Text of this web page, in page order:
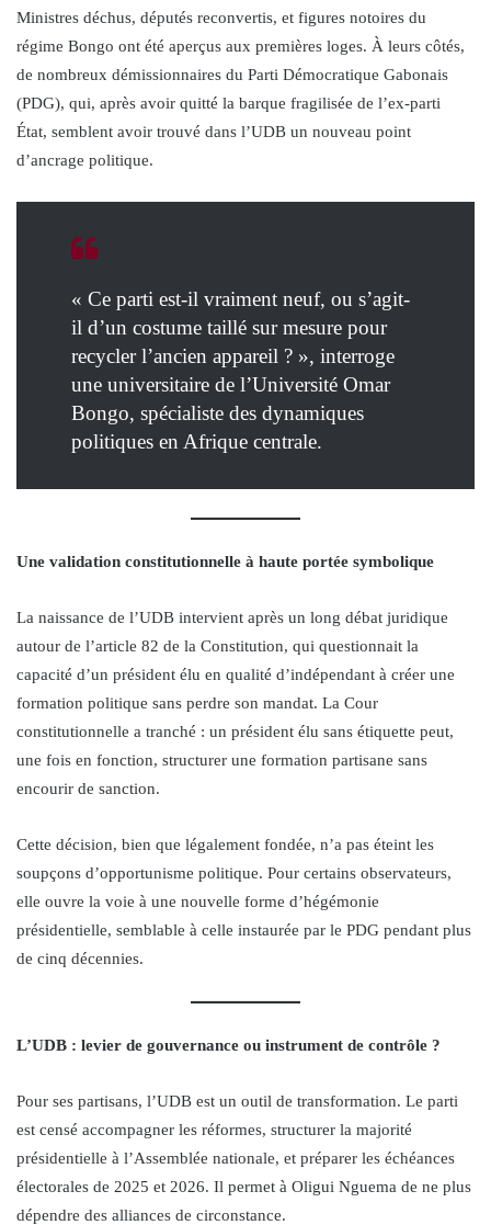
Ministres déchus, députés reconvertis, et figures notoires du
régime Bongo ont été aperçus aux premières loges. À leurs côtés,
de nombreux démissionnaires du Parti Démocratique Gabonais
(PDG), qui, après avoir quitté la barque fragilisée de l’ex-parti
État, semblent avoir trouvé dans l’UDB un nouveau point
d’ancrage politique.
« Ce parti est-il vraiment neuf, ou s’agit-
il d’un costume taillé sur mesure pour
recycler l’ancien appareil ? », interroge
une universitaire de l’Université Omar
Bongo, spécialiste des dynamiques
politiques en Afrique centrale.
Une validation constitutionnelle à haute portée symbolique
La naissance de l’UDB intervient après un long débat juridique
autour de l’article 82 de la Constitution, qui questionnait la
capacité d’un président élu en qualité d’indépendant à créer une
formation politique sans perdre son mandat. La Cour
constitutionnelle a tranché : un président élu sans étiquette peut,
une fois en fonction, structurer une formation partisane sans
encourir de sanction.
Cette décision, bien que légalement fondée, n’a pas éteint les
soupçons d’opportunisme politique. Pour certains observateurs,
elle ouvre la voie à une nouvelle forme d’hégémonie
présidentielle, semblable à celle instaurée par le PDG pendant plus
de cinq décennies.
L’UDB : levier de gouvernance ou instrument de contrôle ?
Pour ses partisans, l’UDB est un outil de transformation. Le parti
est censé accompagner les réformes, structurer la majorité
présidentielle à l’Assemblée nationale, et préparer les échéances
électorales de 2025 et 2026. Il permet à Oligui Nguema de ne plus
dépendre des alliances de circonstance.